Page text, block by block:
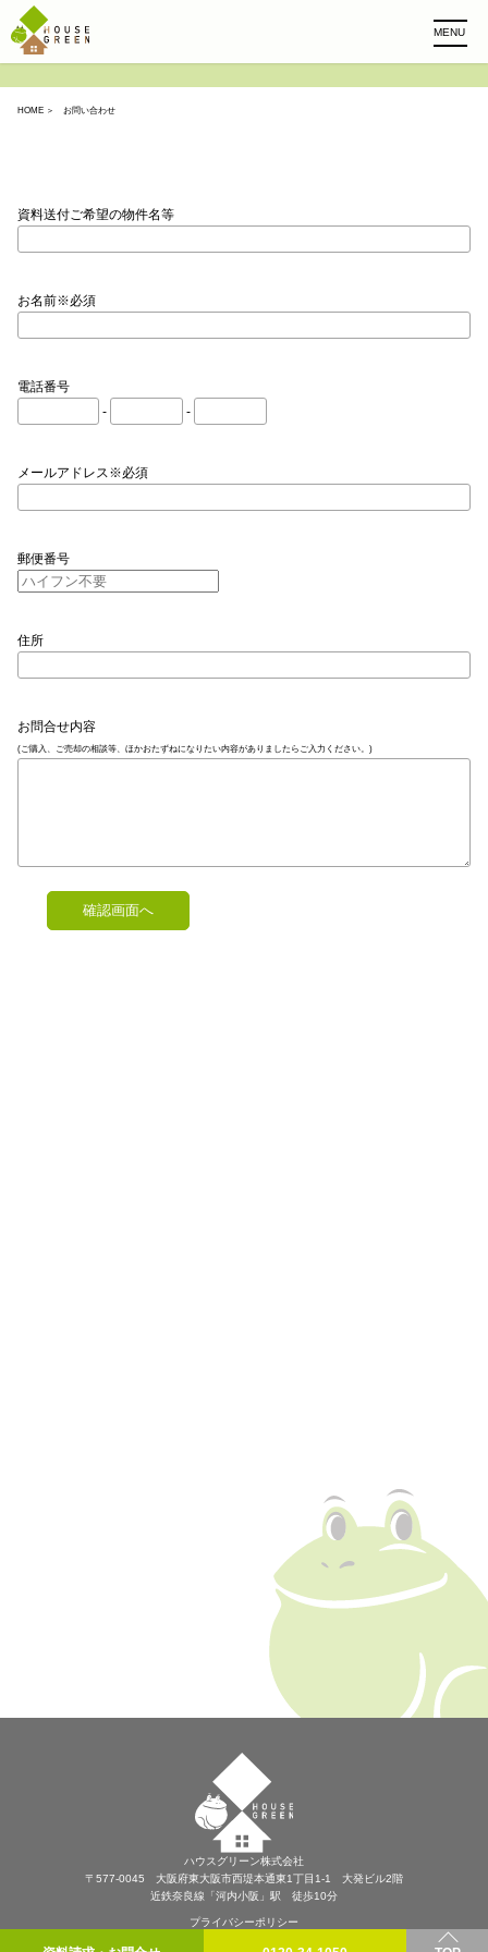
MENU
HOME ＞ お問い合わせ
資料送付ご希望の物件名等
お名前※必須
電話番号
-
-
メールアドレス※必須
郵便番号
住所
お問合せ内容
(ご購入、ご売却の相談等、ほかおたずねになりたい内容がありましたらご入力ください。)
ハウスグリーン株式会社
〒577-0045 大阪府東大阪市西堤本通東1丁目1-1 大発ビル2階
近鉄奈良線「河内小阪」駅 徒歩10分
プライバシーポリシー